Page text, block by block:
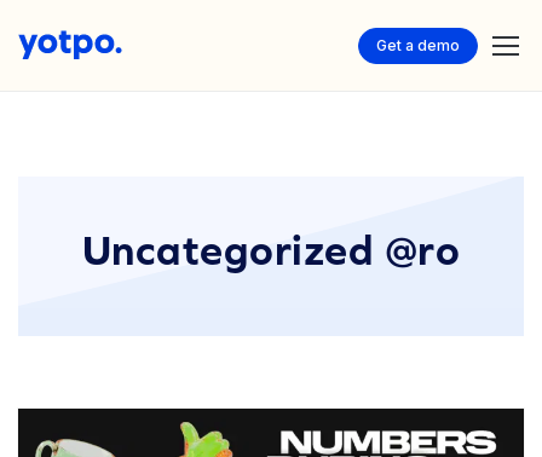
Get a demo
Uncategorized @ro